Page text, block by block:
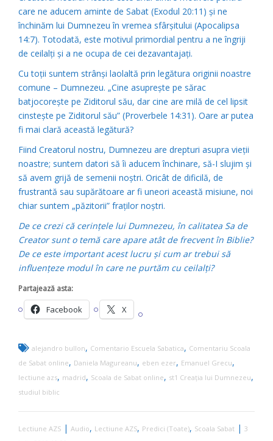
care ne aducem aminte de Sabat (Exodul 20:11) şi ne
închinăm lui Dumnezeu în vremea sfârşitului (Apocalipsa
14:7). Totodată, este motivul primordial pentru a ne îngriji
de ceilalţi şi a ne ocupa de cei dezavantajaţi.
Cu toţii suntem strânşi laolaltă prin legătura originii noastre
comune – Dumnezeu. „Cine asupreşte pe sărac
batjocoreşte pe Ziditorul său, dar cine are milă de cel lipsit
cinsteşte pe Ziditorul său” (Proverbele 14:31). Oare ar putea
fi mai clară această legătură?
Fiind Creatorul nostru, Dumnezeu are drepturi asupra vieţii
noastre; suntem datori să îi aducem închinare, să-I slujim şi
să avem grijă de semenii noştri. Oricât de dificilă, de
frustrantă sau supărătoare ar fi uneori această misiune, noi
chiar suntem „păzitorii” fraţilor noştri.
De ce crezi că cerinţele lui Dumnezeu, în calitatea Sa de
Creator sunt o temă care apare atât de frecvent în Biblie?
De ce este important acest lucru şi cum ar trebui să
influenţeze modul în care ne purtăm cu ceilalţi?
Partajează asta:
Facebook X
alejandro bullon, Comentario Escuela Sabatica, Comentariu Scoala
de Sabat online, Daniela Magureanu, eben ezer, Emanuel Grecu,
lectiune azs, madrid, Scoala de Sabat online, st1 Creaţia lui Dumnezeu,
studiul biblic
Lectiune AZS | Audio, Lectiune AZS, Predici (Toate), Scoala Sabat | 3